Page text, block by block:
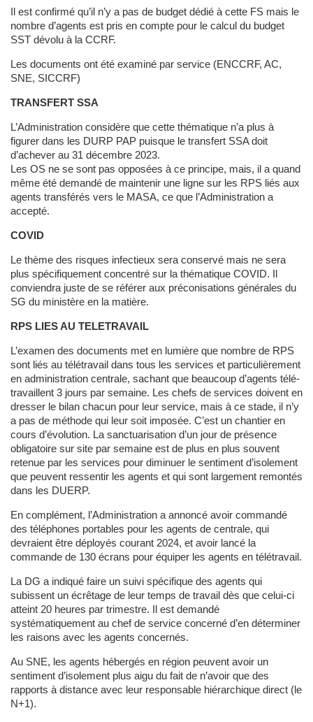
Il est confirmé qu’il n’y a pas de budget dédié à cette FS mais le
nombre d’agents est pris en compte pour le calcul du budget
SST dévolu à la CCRF.
Les documents ont été examiné par service (ENCCRF, AC,
SNE, SICCRF)
TRANSFERT SSA
L’Administration considère que cette thématique n’a plus à
figurer dans les DURP PAP puisque le transfert SSA doit
d’achever au 31 décembre 2023.
Les OS ne se sont pas opposées à ce principe, mais, il a quand
même été demandé de maintenir une ligne sur les RPS liés aux
agents transférés vers le MASA, ce que l’Administration a
accepté.
COVID
Le thème des risques infectieux sera conservé mais ne sera
plus spécifiquement concentré sur la thématique COVID. Il
conviendra juste de se référer aux préconisations générales du
SG du ministère en la matière.
RPS LIES AU TELETRAVAIL
L’examen des documents met en lumière que nombre de RPS
sont liés au télétravail dans tous les services et particulièrement
en administration centrale, sachant que beaucoup d’agents télé-
travaillent 3 jours par semaine. Les chefs de services doivent en
dresser le bilan chacun pour leur service, mais à ce stade, il n’y
a pas de méthode qui leur soit imposée. C’est un chantier en
cours d’évolution. La sanctuarisation d’un jour de présence
obligatoire sur site par semaine est de plus en plus souvent
retenue par les services pour diminuer le sentiment d’isolement
que peuvent ressentir les agents et qui sont largement remontés
dans les DUERP.
En complément, l’Administration a annoncé avoir commandé
des téléphones portables pour les agents de centrale, qui
devraient être déployés courant 2024, et avoir lancé la
commande de 130 écrans pour équiper les agents en télétravail.
La DG a indiqué faire un suivi spécifique des agents qui
subissent un écrêtage de leur temps de travail dès que celui-ci
atteint 20 heures par trimestre. Il est demandé
systématiquement au chef de service concerné d’en déterminer
les raisons avec les agents concernés.
Au SNE, les agents hébergés en région peuvent avoir un
sentiment d’isolement plus aigu du fait de n’avoir que des
rapports à distance avec leur responsable hiérarchique direct (le
N+1).